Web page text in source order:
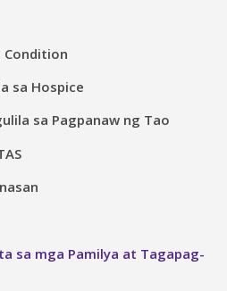
Condition
sa Hospice
sa Pagpanaw ng Tao
sa mga Pamilya at Tagapag-